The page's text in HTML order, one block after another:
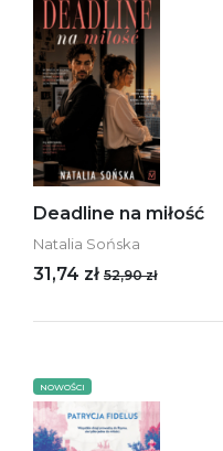
Deadline na miłość
Natalia Sońska
31,74 zł 52,90 zł
NOWOŚCI